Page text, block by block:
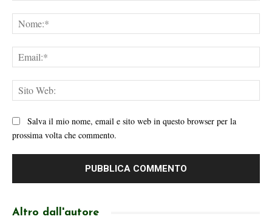
Salva il mio nome, email e sito web in questo browser per la
prossima volta che commento.
Altro dall'autore